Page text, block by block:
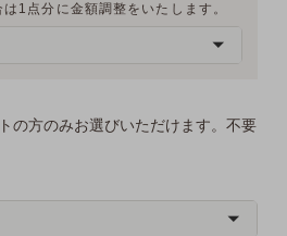
(
1点分に金額調整をいたします。
の方のみお選びいただけます。不要